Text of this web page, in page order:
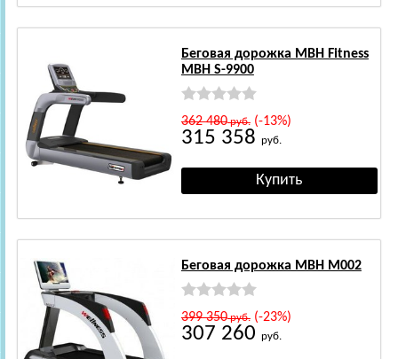
Беговая дорожка MBH Fitness
MBH S-9900
362 480руб.(-13%)
315 358 руб.
Беговая дорожка MBH M002
399 350руб.(-23%)
307 260 руб.